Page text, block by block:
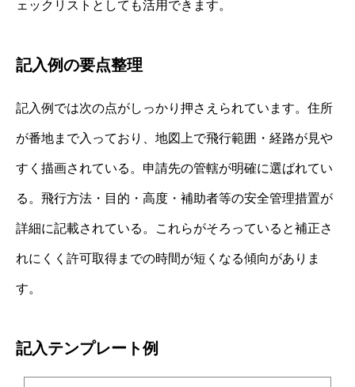
ェックリストとしても活用できます。
記入例の要点整理
記入例では次の点がしっかり押さえられています。住所
が番地まで入っており、地図上で飛行範囲・経路が見や
すく描画されている。申請先の管轄が明確に選ばれてい
る。飛行方法・目的・高度・補助者等の安全管理措置が
詳細に記載されている。これらがそろっていると補正さ
れにくく許可取得までの時間が短くなる傾向がありま
す。
記入テンプレート例